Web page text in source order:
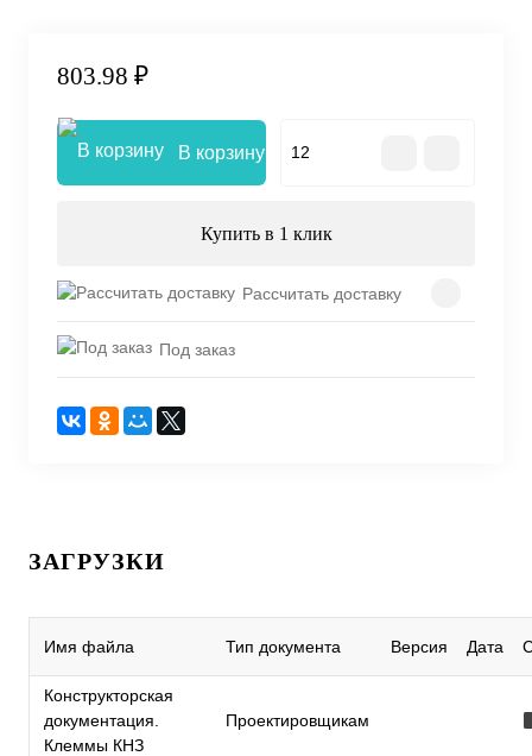
803.98 ₽
В корзину
Купить в 1 клик
Рассчитать доставку
Под заказ
ЗАГРУЗКИ
Имя файла Тип документа Версия Дата
Конструкторская
документация.
Клеммы КНЗ
Проектировщикам